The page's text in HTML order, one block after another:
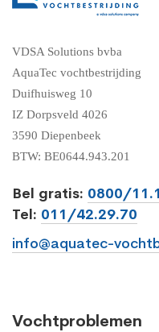
VDSA Solutions bvba
AquaTec vochtbestrijding
Duifhuisweg 10
IZ Dorpsveld 4026
3590 Diepenbeek
BTW: BE0644.943.201
Bel gratis: 0800/
Tel: 011/42.29.70
info@aquatec-
Vochtproblemen